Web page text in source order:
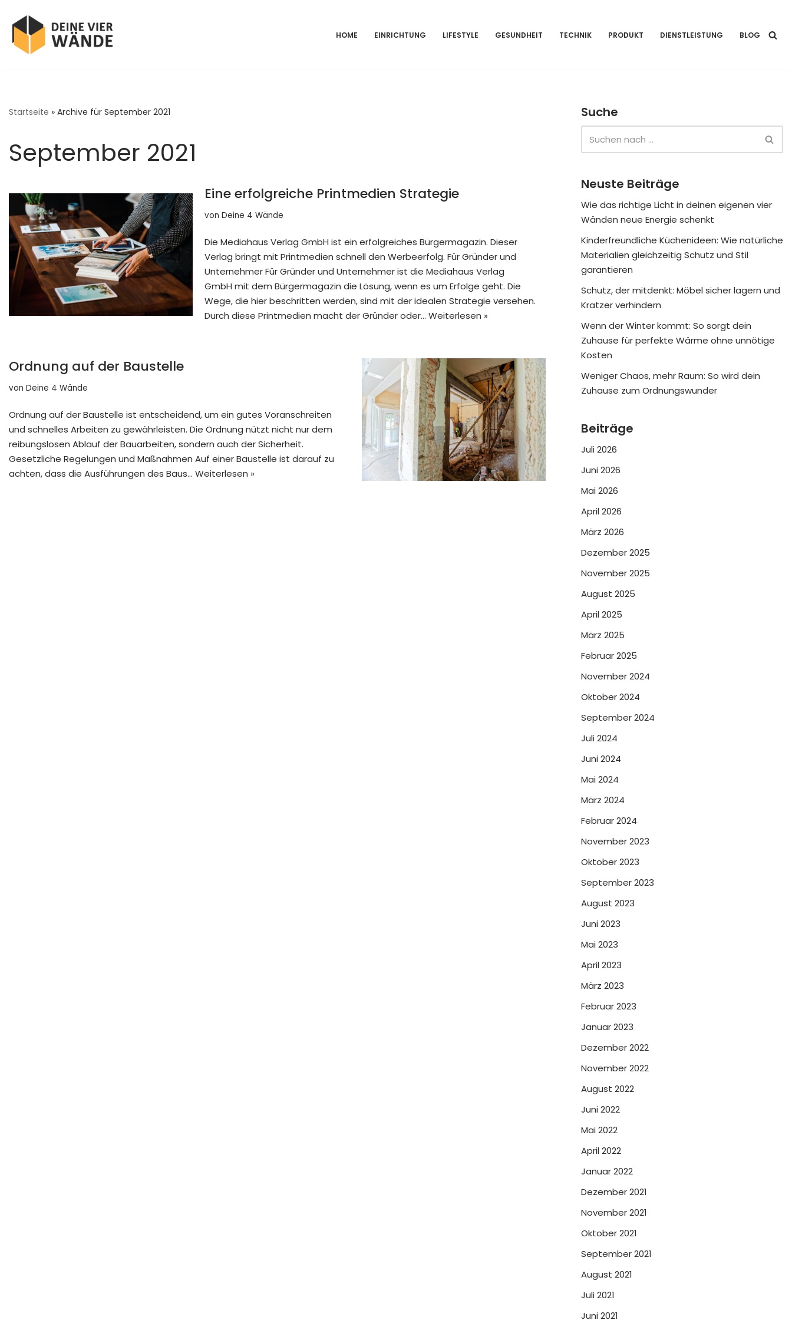
Zum
Inhalt
HOME EINRICHTUNG LIFESTYLE GESUNDHEIT TECHNIK PRODUKT DIENSTLEISTUNG BLOG
Startseite » Archive für September 2021
September 2021
Eine erfolgreiche Printmedien Strategie
von Deine 4 Wände
Die Mediahaus Verlag GmbH ist ein erfolgreiches Bürgermagazin. Dieser
Verlag bringt mit Printmedien schnell den Werbeerfolg. Für Gründer und
Unternehmer Für Gründer und Unternehmer ist die Mediahaus Verlag
GmbH mit dem Bürgermagazin die Lösung, wenn es um Erfolge geht. Die
Wege, die hier beschritten werden, sind mit der idealen Strategie versehen.
Durch diese Printmedien macht der Gründer oder… Weiterlesen »
Ordnung auf der Baustelle
von Deine 4 Wände
Ordnung auf der Baustelle ist entscheidend, um ein gutes Voranschreiten
und schnelles Arbeiten zu gewährleisten. Die Ordnung nützt nicht nur dem
reibungslosen Ablauf der Bauarbeiten, sondern auch der Sicherheit.
Gesetzliche Regelungen und Maßnahmen Auf einer Baustelle ist darauf zu
achten, dass die Ausführungen des Baus… Weiterlesen »
Suche
Neuste Beiträge
Wie das richtige Licht in deinen eigenen vier
Wänden neue Energie schenkt
Kinderfreundliche Küchenideen: Wie natürliche
Materialien gleichzeitig Schutz und Stil
garantieren
Schutz, der mitdenkt: Möbel sicher lagern und
Kratzer verhindern
Wenn der Winter kommt: So sorgt dein
Zuhause für perfekte Wärme ohne unnötige
Kosten
Weniger Chaos, mehr Raum: So wird dein
Zuhause zum Ordnungswunder
Beiträge
Juli 2026
Juni 2026
Mai 2026
April 2026
März 2026
Dezember 2025
November 2025
August 2025
April 2025
März 2025
Februar 2025
November 2024
Oktober 2024
September 2024
Juli 2024
Juni 2024
Mai 2024
März 2024
Februar 2024
November 2023
Oktober 2023
September 2023
August 2023
Juni 2023
Mai 2023
April 2023
März 2023
Februar 2023
Januar 2023
Dezember 2022
November 2022
August 2022
Juni 2022
Mai 2022
April 2022
Januar 2022
Dezember 2021
November 2021
Oktober 2021
September 2021
August 2021
Juli 2021
Juni 2021